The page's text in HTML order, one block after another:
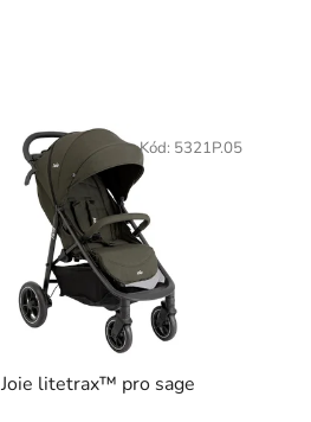
Joie litetrax™ pro sage
Kód: 5321P.05